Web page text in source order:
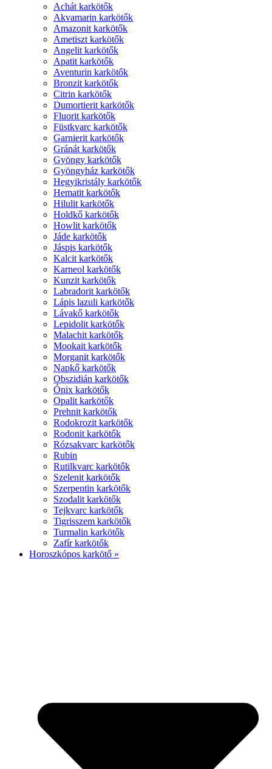
Achát karkötők
Akvamarin karkötők
Amazonit karkötők
Ametiszt karkötők
Angelit karkötők
Apatit karkötők
Aventurin karkötők
Bronzit karkötők
Citrin karkötők
Dumortierit karkötők
Fluorit karkötők
Füstkvarc karkötők
Garnierit karkötők
Gránát karkötők
Gyöngy karkötők
Gyöngyház karkötők
Hegyikristály karkötők
Hematit karkötők
Hilulit karkötők
Holdkő karkötők
Howlit karkötők
Jáde karkötők
Jáspis karkötők
Kalcit karkötők
Karneol karkötők
Kunzit karkötők
Labradorit karkötők
Lápis lazuli karkötők
Lávakő karkötők
Lepidolit karkötők
Malachit karkötők
Mookait karkötők
Morganit karkötők
Napkő karkötők
Obszidián karkötők
Ónix karkötők
Opalit karkötők
Prehnit karkötők
Rodokrozit karkötők
Rodonit karkötők
Rózsakvarc karkötők
Rubin
Rutilkvarc karkötők
Szelenit karkötők
Szerpentin karkötők
Szodalit karkötők
Tejkvarc karkötők
Tigrisszem karkötők
Turmalin karkötők
Zafír karkötők
Horoszkópos karkötő »